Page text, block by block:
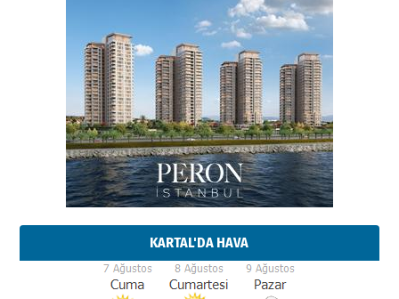
KARTAL'DA HAVA